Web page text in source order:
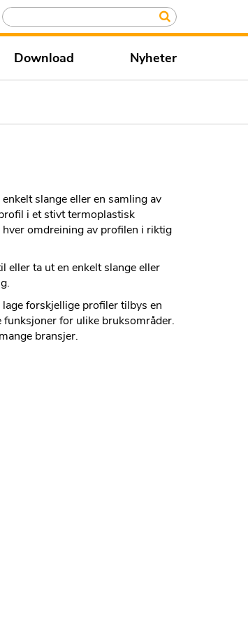
Download Nyheter
slange eller en samling av
i et stivt termoplastisk
omdreining av profilen i riktig
eller ta ut en enkelt slange eller
forskjellige profiler tilbys en
for ulike bruksområder.
bransjer.